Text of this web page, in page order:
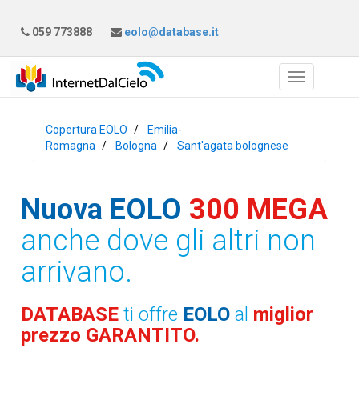
059 773888 eolo@database.it
Copertura EOLO
Emilia-
Romagna
Bologna Sant'agata bolognese
Nuova EOLO 300 MEGA
anche dove gli altri non
arrivano.
DATABASEti offre EOLO al miglior
prezzo GARANTITO.